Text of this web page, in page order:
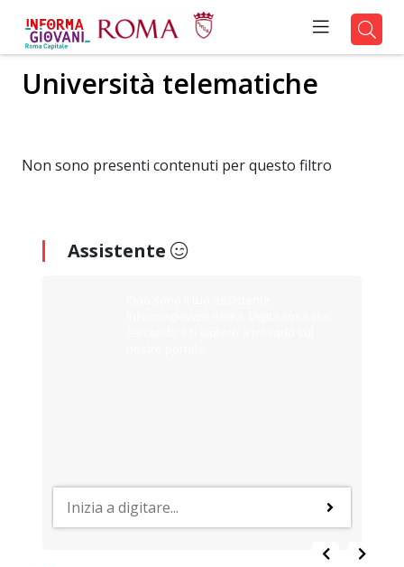
Università telematiche
Non sono presenti contenuti per questo filtro
Assistente